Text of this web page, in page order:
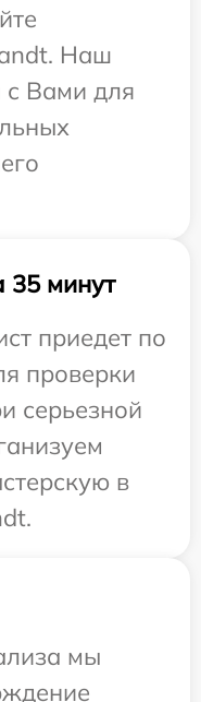
Наш
с Вами для
35 минут
приедет по
проверки
серьезной
в
мы